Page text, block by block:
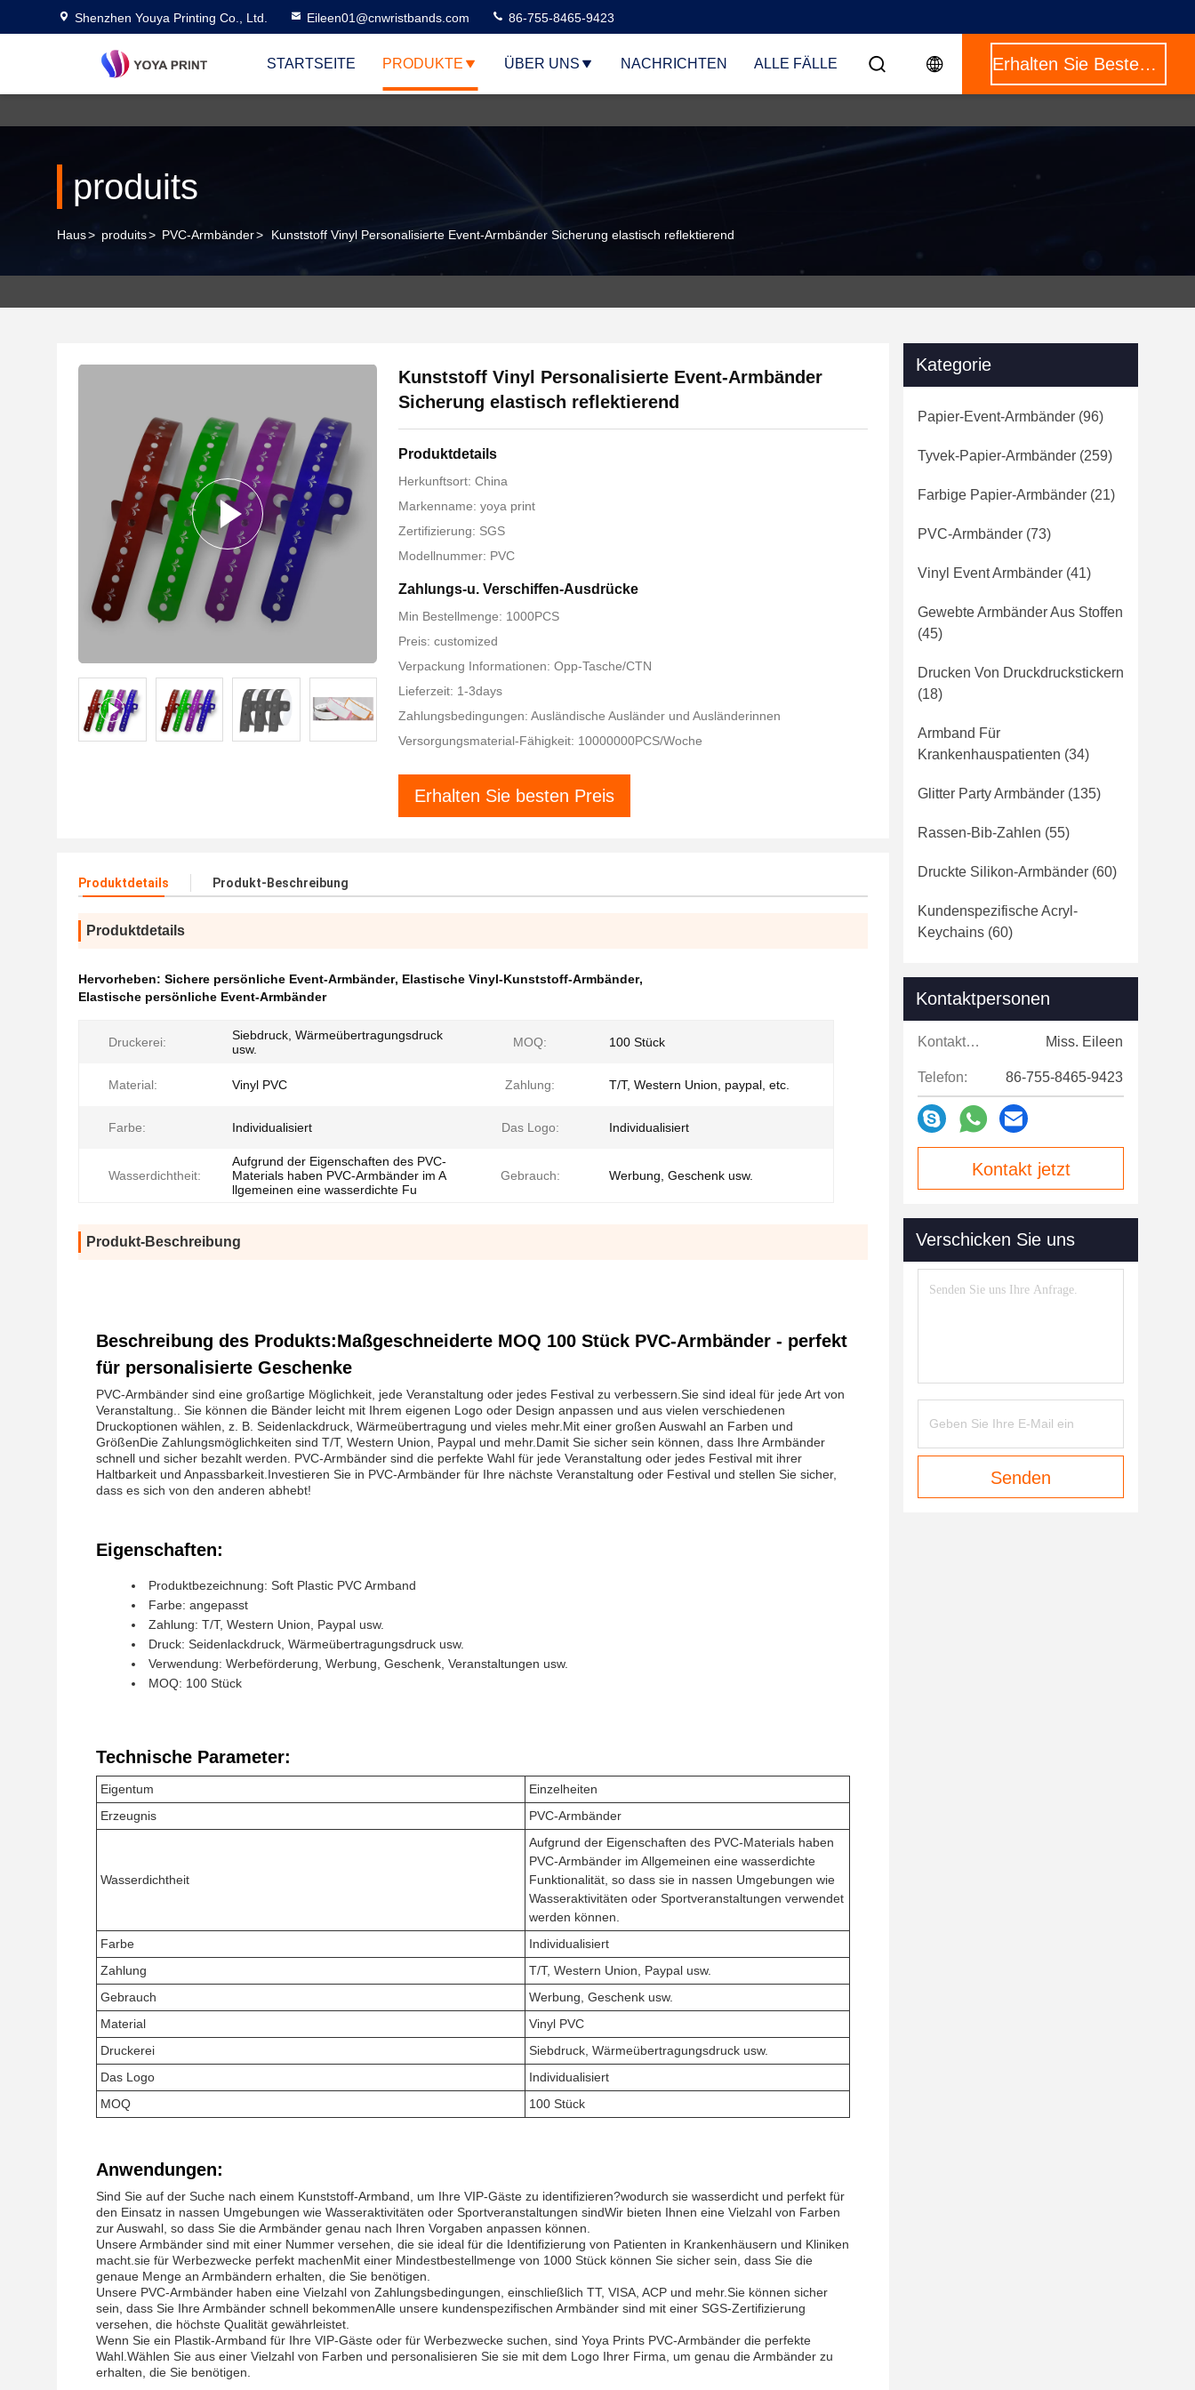
Shenzhen Youya Printing Co., Ltd. Eileen01@cnwristbands.com 86-755-8465-9423
STARTSEITE PRODUKTE ÜBER UNS NACHRICHTEN ALLE FÄLLE Erhalten Sie Besten Preis
produits
Haus> produits> PVC-Armbänder> Kunststoff Vinyl Personalisierte Event-Armbänder Sicherung elastisch reflektierend
Kunststoff Vinyl Personalisierte Event-Armbänder
Sicherung elastisch reflektierend
Produktdetails
Herkunftsort: China
Markenname: yoya print
Zertifizierung: SGS
Modellnummer: PVC
Zahlungs-u. Verschiffen-Ausdrücke
Min Bestellmenge: 1000PCS
Preis: customized
Verpackung Informationen: Opp-Tasche/CTN
Lieferzeit: 1-3days
Zahlungsbedingungen: Ausländische Ausländer und Ausländerinnen
Versorgungsmaterial-Fähigkeit: 10000000PCS/Woche
Erhalten Sie besten Preis
Produktdetails Produkt-Beschreibung
Produktdetails
Hervorheben: Sichere persönliche Event-Armbänder, Elastische Vinyl-Kunststoff-Armbänder,
Elastische persönliche Event-Armbänder
Druckerei:
Siebdruck, Wärmeübertragungsdruck
usw.
MOQ: 100 Stück
Material: Vinyl PVC Zahlung: T/T, Western Union, paypal, etc.
Farbe: Individualisiert Das Logo: Individualisiert
Wasserdichtheit:
Aufgrund der Eigenschaften des PVC-
Materials haben PVC-Armbänder im A
llgemeinen eine wasserdichte Fu
Gebrauch: Werbung, Geschenk usw.
Produkt-Beschreibung
Beschreibung des Produkts:Maßgeschneiderte MOQ 100 Stück PVC-Armbänder - perfekt
für personalisierte Geschenke
PVC-Armbänder sind eine großartige Möglichkeit, jede Veranstaltung oder jedes Festival zu verbessern.Sie sind ideal für jede Art von
Veranstaltung.. Sie können die Bänder leicht mit Ihrem eigenen Logo oder Design anpassen und aus vielen verschiedenen
Druckoptionen wählen, z. B. Seidenlackdruck, Wärmeübertragung und vieles mehr.Mit einer großen Auswahl an Farben und
GrößenDie Zahlungsmöglichkeiten sind T/T, Western Union, Paypal und mehr.Damit Sie sicher sein können, dass Ihre Armbänder
schnell und sicher bezahlt werden. PVC-Armbänder sind die perfekte Wahl für jede Veranstaltung oder jedes Festival mit ihrer
Haltbarkeit und Anpassbarkeit.Investieren Sie in PVC-Armbänder für Ihre nächste Veranstaltung oder Festival und stellen Sie sicher,
dass es sich von den anderen abhebt!
Eigenschaften:
Produktbezeichnung: Soft Plastic PVC Armband
Farbe: angepasst
Zahlung: T/T, Western Union, Paypal usw.
Druck: Seidenlackdruck, Wärmeübertragungsdruck usw.
Verwendung: Werbeförderung, Werbung, Geschenk, Veranstaltungen usw.
MOQ: 100 Stück
Technische Parameter:
Eigentum
Einzelheiten
Erzeugnis
PVC-Armbänder
Wasserdichtheit
Aufgrund der Eigenschaften des PVC-Materials haben
PVC-Armbänder im Allgemeinen eine wasserdichte
Funktionalität, so dass sie in nassen Umgebungen wie
Wasseraktivitäten oder Sportveranstaltungen verwendet
werden können.
Farbe
Individualisiert
Zahlung
T/T, Western Union, Paypal usw.
Gebrauch
Werbung, Geschenk usw.
Material
Vinyl PVC
Druckerei
Siebdruck, Wärmeübertragungsdruck usw.
Das Logo
Individualisiert
MOQ
100 Stück
Anwendungen:
Sind Sie auf der Suche nach einem Kunststoff-Armband, um Ihre VIP-Gäste zu identifizieren?wodurch sie wasserdicht und perfekt für
den Einsatz in nassen Umgebungen wie Wasseraktivitäten oder Sportveranstaltungen sindWir bieten Ihnen eine Vielzahl von Farben
zur Auswahl, so dass Sie die Armbänder genau nach Ihren Vorgaben anpassen können.
Unsere Armbänder sind mit einer Nummer versehen, die sie ideal für die Identifizierung von Patienten in Krankenhäusern und Kliniken
macht.sie für Werbezwecke perfekt machenMit einer Mindestbestellmenge von 1000 Stück können Sie sicher sein, dass Sie die
genaue Menge an Armbändern erhalten, die Sie benötigen.
Unsere PVC-Armbänder haben eine Vielzahl von Zahlungsbedingungen, einschließlich TT, VISA, ACP und mehr.Sie können sicher
sein, dass Sie Ihre Armbänder schnell bekommenAlle unsere kundenspezifischen Armbänder sind mit einer SGS-Zertifizierung
versehen, die höchste Qualität gewährleistet.
Wenn Sie ein Plastik-Armband für Ihre VIP-Gäste oder für Werbezwecke suchen, sind Yoya Prints PVC-Armbänder die perfekte
Wahl.Wählen Sie aus einer Vielzahl von Farben und personalisieren Sie sie mit dem Logo Ihrer Firma, um genau die Armbänder zu
erhalten, die Sie benötigen.
Kategorie
Papier-Event-Armbänder (96)
Tyvek-Papier-Armbänder (259)
Farbige Papier-Armbänder (21)
PVC-Armbänder (73)
Vinyl Event Armbänder (41)
Gewebte Armbänder Aus Stoffen
(45)
Drucken Von Druckdruckstickern
(18)
Armband Für
Krankenhauspatienten (34)
Glitter Party Armbänder (135)
Rassen-Bib-Zahlen (55)
Druckte Silikon-Armbänder (60)
Kundenspezifische Acryl-
Keychains (60)
Kontaktpersonen
Kontaktpersonen: Miss. Eileen
Telefon: 86-755-8465-9423
Kontakt jetzt
Verschicken Sie uns
Senden